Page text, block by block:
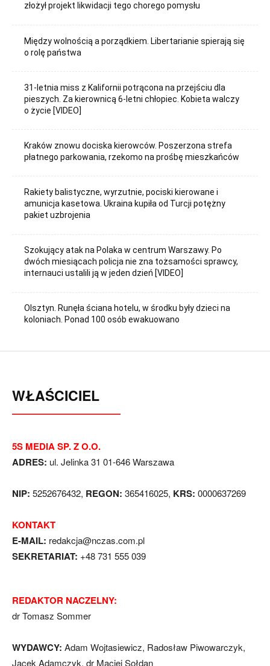
złożył projekt likwidacji tego chorego pomysłu
Między wolnością a porządkiem. Libertarianie spierają się
o rolę państwa
31-letnia miss z Kalifornii potrącona na przejściu dla
pieszych. Za kierownicą 6-letni chłopiec. Kobieta walczy
o życie [VIDEO]
Kraków znowu dociska kierowców. Poszerzona strefa
płatnego parkowania, rzekomo na prośbę mieszkańców
Rakiety balistyczne, wyrzutnie, pociski kierowane i
amunicja kasetowa. Ukraina kupiła od Turcji potężny
pakiet uzbrojenia
Szokujący atak na Polaka w centrum Warszawy. Po
dwóch miesiącach policja nie zna tożsamości sprawcy,
internauci ustalili ją w jeden dzień [VIDEO]
Olsztyn. Runęła ściana hotelu, w środku były dzieci na
koloniach. Ponad 100 osób ewakuowano
WŁAŚCICIEL
5S MEDIA SP. Z O.O.
ADRES: ul. Jelinka 31 01-646 Warszawa
NIP: 5252676432, REGON: 365416025, KRS: 0000637269
KONTAKT
E-MAIL: redakcja@nczas.com.pl
SEKRETARIAT: +48 731 555 039
REDAKTOR NACZELNY:
dr Tomasz Sommer
WYDAWCY: Adam Wojtasiewicz, Radosław Piwowarczyk,
Jacek Adamczyk, dr Maciej Sołdan